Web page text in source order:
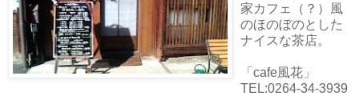
家カフェ（？）風
のほのぼのとした
ナイスな茶店。
「cafe風花」
TEL:0264-34-3939